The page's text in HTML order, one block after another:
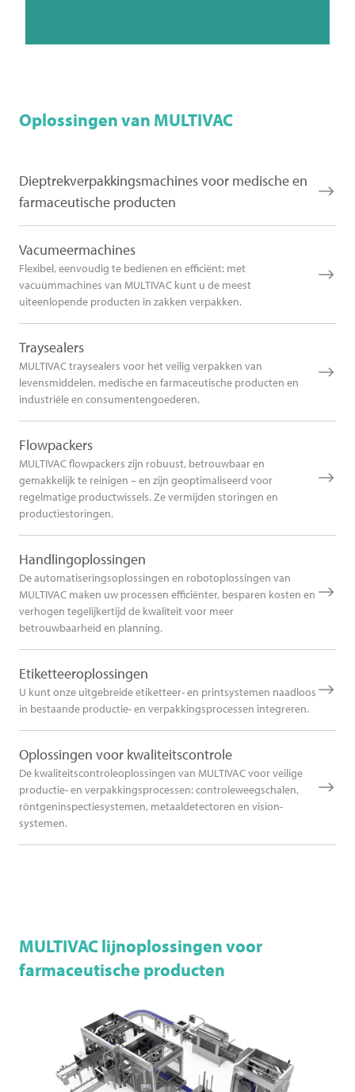
Oplossingen van MULTIVAC
Dieptrekverpakkingsmachines voor medische en
farmaceutische producten
Vacumeermachines
Flexibel, eenvoudig te bedienen en efficiënt: met
vacuümmachines van MULTIVAC kunt u de meest
uiteenlopende producten in zakken verpakken.
Traysealers
MULTIVAC traysealers voor het veilig verpakken van
levensmiddelen, medische en farmaceutische producten en
industriële en consumentengoederen.
Flowpackers
MULTIVAC flowpackers zijn robuust, betrouwbaar en
gemakkelijk te reinigen – en zijn geoptimaliseerd voor
regelmatige productwissels. Ze vermijden storingen en
productiestoringen.
Handlingoplossingen
De automatiseringsoplossingen en robotoplossingen van
MULTIVAC maken uw processen efficiënter, besparen kosten en
verhogen tegelijkertijd de kwaliteit voor meer
betrouwbaarheid en planning.
Etiketteeroplossingen
U kunt onze uitgebreide etiketteer- en printsystemen naadloos
in bestaande productie- en verpakkingsprocessen integreren.
Oplossingen voor kwaliteitscontrole
De kwaliteitscontroleoplossingen van MULTIVAC voor veilige
productie- en verpakkingsprocessen: controleweegschalen,
röntgeninspectiesystemen, metaaldetectoren en vision-
systemen.
MULTIVAClijnoplossingen voor
farmaceutische producten